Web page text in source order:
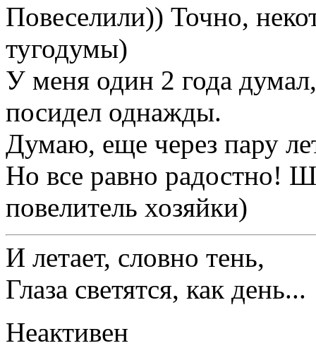
Повеселили)) Точно,
тугодумы)
У меня один 2 года
посидел однажды.
Думаю, еще через пару
Но все равно радостно!
повелитель хозяйки)
И летает, словно тень,
Глаза светятся, как день...
Неактивен